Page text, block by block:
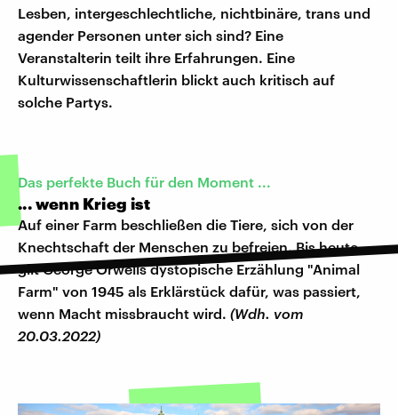
Lesben, intergeschlechtliche, nichtbinäre, trans und
agender Personen unter sich sind? Eine
Veranstalterin teilt ihre Erfahrungen. Eine
Kulturwissenschaftlerin blickt auch kritisch auf
solche Partys.
Das perfekte Buch für den Moment ...
... wenn Krieg ist
Auf einer Farm beschließen die Tiere, sich von der
Knechtschaft der Menschen zu befreien. Bis heute
gilt George Orwells dystopische Erzählung "Animal
Farm" von 1945 als Erklärstück dafür, was passiert,
wenn Macht missbraucht wird. (Wdh. vom
20.03.2022)